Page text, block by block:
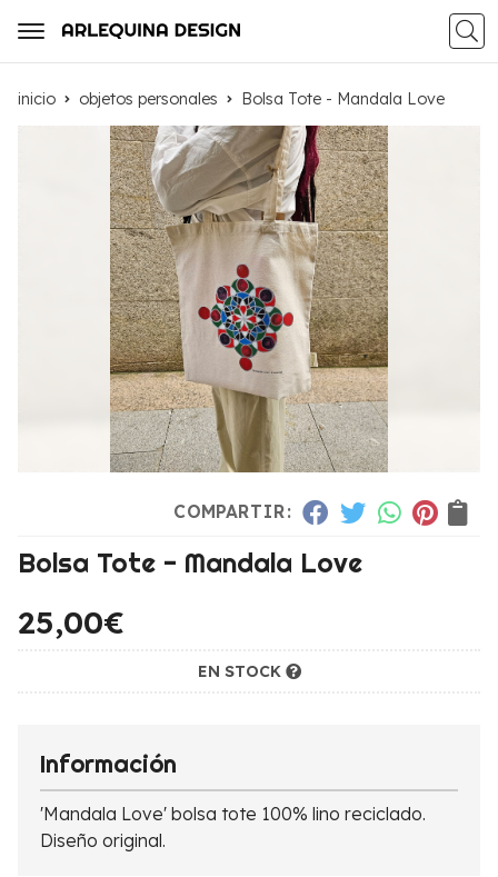
inicio objetos personales Bolsa Tote - Mandala Love
COMPARTIR:
Bolsa Tote - Mandala Love
25,00€
EN STOCK
Información
'Mandala Love' bolsa tote 100% lino reciclado.
Diseño original.